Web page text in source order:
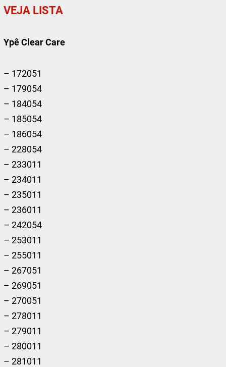
VEJA LISTA
Ypê Clear Care
– 172051
– 179054
– 184054
– 185054
– 186054
– 228054
– 233011
– 234011
– 235011
– 236011
– 242054
– 253011
– 255011
– 267051
– 269051
– 270051
– 278011
– 279011
– 280011
– 281011